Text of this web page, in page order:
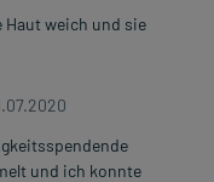
Haut weich und sie
und ich konnte